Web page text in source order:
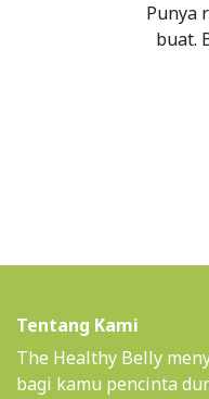
Punya
buat.
Tentang Kami
The Healthy Belly
bagi kamu pencinta